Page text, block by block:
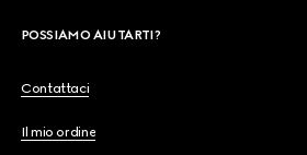
POSSIAMO AIUTARTI?
Contattaci
Il mio ordine